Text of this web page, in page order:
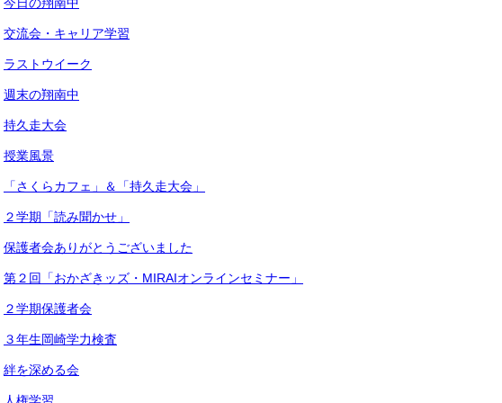
交流会・キャリア学習
ラストウイーク
週末の翔南中
持久走大会
授業風景
「さくらカフェ」＆「持久走大会」
２学期「読み聞かせ」
保護者会ありがとうございました
第２回「おかざきッズ・MIRAIオンラインセミナー」
２学期保護者会
３年生岡崎学力検査
絆を深める会